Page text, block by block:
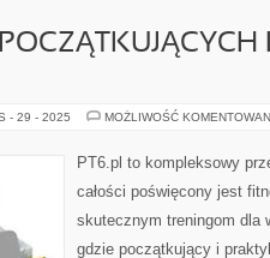
- 29 - 2025 MOŻLIWOŚĆ
PT6.pl to kompleksowy
całości poświęcony jest
skutecznym treningom dla
gdzie początkujący i